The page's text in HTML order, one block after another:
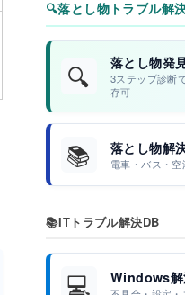
🔍落とし物トラブル解
🔍 落とし物発
3ステップ診断
存可
📚 落とし物解
電車・バス・
📚ITトラブル解決DB
💻 Windows解